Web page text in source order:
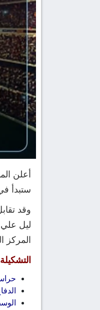
أعلن
ستبدأ في تمام الساعة 10:00 مساءً بتوقيت
المركز